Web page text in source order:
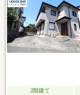
マートICから車で4分
移動で、道中も楽しそ
2階建て